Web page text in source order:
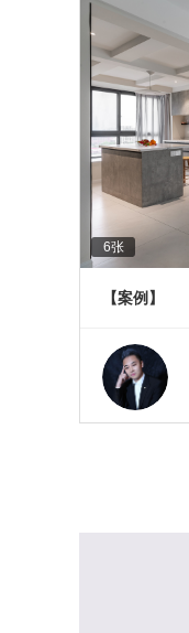
6张
【案例】